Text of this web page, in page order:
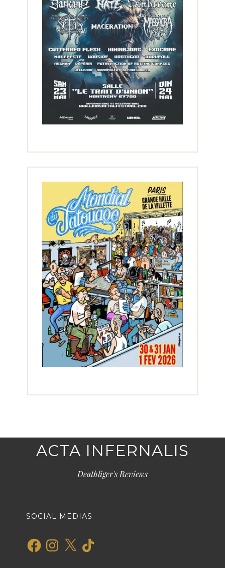
ACTA INFERNALIS
Deathliger's Reviews
SOCIAL MEDIAS
FacebookInstagram
X TikTok